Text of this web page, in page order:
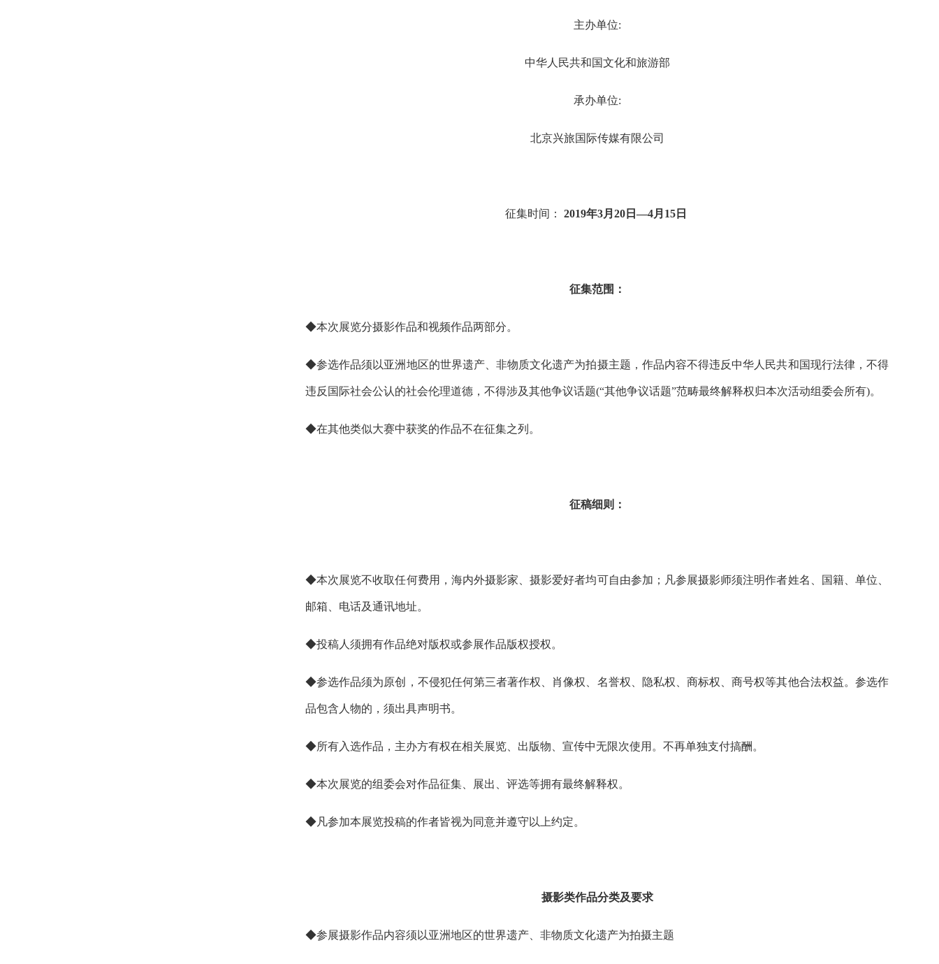
主办单位:
中华人民共和国文化和旅游部
承办单位:
北京兴旅国际传媒有限公司
征集时间： 2019年3月20日—4月15日
征集范围：
◆本次展览分摄影作品和视频作品两部分。
◆参选作品须以亚洲地区的世界遗产、非物质文化遗产为拍摄主题，作品内容不得违反中华人民共和国现行法律，不得
违反国际社会公认的社会伦理道德，不得涉及其他争议话题(“其他争议话题”范畴最终解释权归本次活动组委会所有)。
◆在其他类似大赛中获奖的作品不在征集之列。
征稿细则：
◆本次展览不收取任何费用，海内外摄影家、摄影爱好者均可自由参加；凡参展摄影师须注明作者姓名、国籍、单位、
邮箱、电话及通讯地址。
◆投稿人须拥有作品绝对版权或参展作品版权授权。
◆参选作品须为原创，不侵犯任何第三者著作权、肖像权、名誉权、隐私权、商标权、商号权等其他合法权益。参选作
品包含人物的，须出具声明书。
◆所有入选作品，主办方有权在相关展览、出版物、宣传中无限次使用。不再单独支付搞酬。
◆本次展览的组委会对作品征集、展出、评选等拥有最终解释权。
◆凡参加本展览投稿的作者皆视为同意并遵守以上约定。
摄影类作品分类及要求
◆参展摄影作品内容须以亚洲地区的世界遗产、非物质文化遗产为拍摄主题